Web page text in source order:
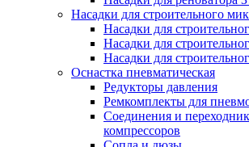
Насадки для строительного
Насадки для
Насадки для
Насадки для
Оснастка пневматическая
Редукторы давления
Ремкомплекты для
Соединения и
компрессоров